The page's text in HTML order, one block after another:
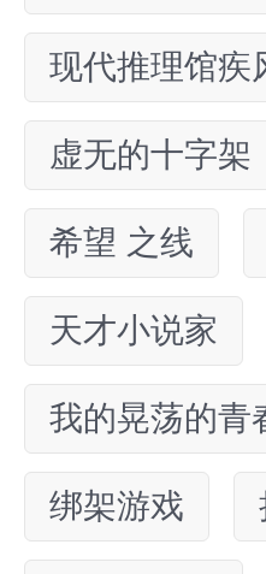
现代推理馆疾
虚无的十字架
希望 之线
天才小说家
我的晃荡的青
绑架游戏